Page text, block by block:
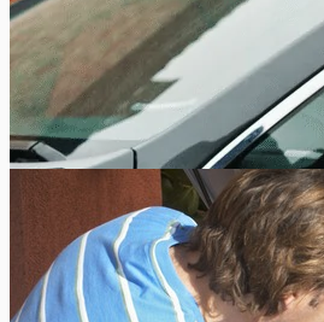
De wagen klaarmaken voor de winter:
Xavier Van Caneghem
In de herfst is het aangeraden om
elementen na te kijken die de